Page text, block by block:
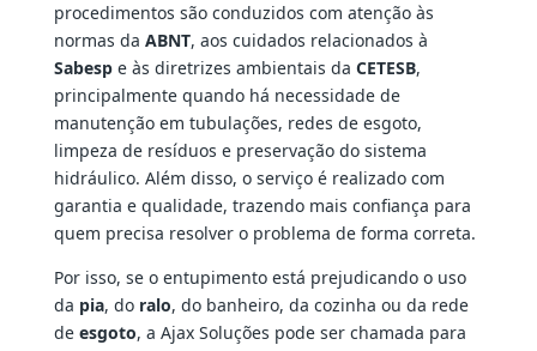
procedimentos são conduzidos com atenção às
normas da ABNT, aos cuidados relacionados à
Sabespe às diretrizes ambientais da CETESB,
principalmente quando há necessidade de
manutenção em tubulações, redes de esgoto,
limpeza de resíduos e preservação do sistema
hidráulico. Além disso, o serviço é realizado com
garantia e qualidade, trazendo mais confiança para
quem precisa resolver o problema de forma correta.
Por isso, se o entupimento está prejudicando o uso
da pia, do ralo, do banheiro, da cozinha ou da rede
de esgoto, a Ajax Soluções pode ser chamada para